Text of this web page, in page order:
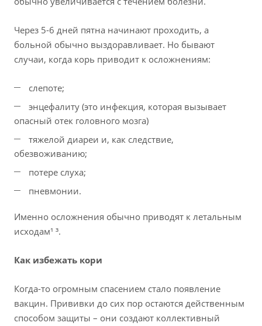
Через 5-6 дней пятна начинают проходить, а
больной обычно выздоравливает. Но бывают
случаи, когда корь приводит к осложнениям:
слепоте;
энцефалиту (это инфекция, которая вызывает
опасный отек головного мозга)
тяжелой диареи и, как следствие,
обезвоживанию;
потере слуха;
пневмонии.
Именно осложнения обычно приводят к летальным
исходам¹ ³.
Как избежать кори
Когда-то огромным спасением стало появление
вакцин. Прививки до сих пор остаются действенным
способом защиты – они создают коллективный